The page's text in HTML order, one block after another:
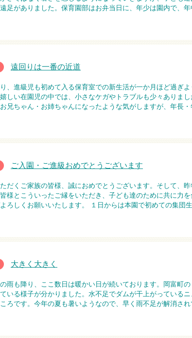
足がありました。保育園部はお弁当日に、年少は園内で、
遠回りは一番の近道
、進級児も初めて入る保育室での新生活が一か月ほど過ぎ
しい在園児の中では、小さなケガやトラブルも少々ありま
兄ちゃん・お姉ちゃんになったような気がしますが、年長
ご入園・ご進級おめでとうございます
だくご家族の皆様、誠におめでとうございます。そして、
様とこういったご縁をいただき、子ども達のために共に力
ろしくお願いいたします。 １日からは本園で初めての集団
大きく大きく
雨も降り、ここ数日は暖かい日が続いております。岡富町
いる様子が分かりました。水不足でダムが干上がっている
ろです。今年の夏も暑いようなので、早く雨不足が解消さ